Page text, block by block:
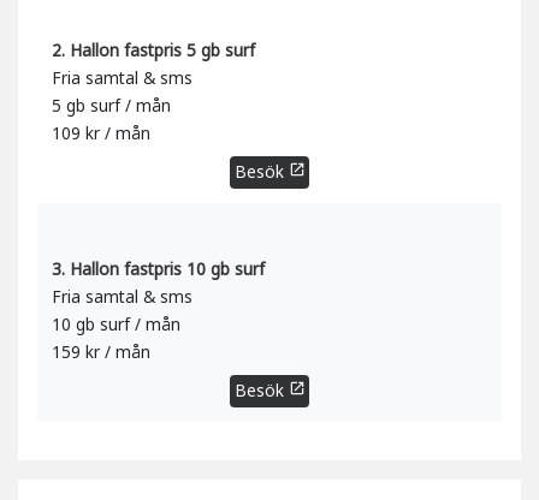
2. Hallon fastpris 5 gb surf
Fria samtal & sms
5 gb surf / mån
109 kr / mån
Besök open_in_new
3. Hallon fastpris 10 gb surf
Fria samtal & sms
10 gb surf / mån
159 kr / mån
Besök open_in_new